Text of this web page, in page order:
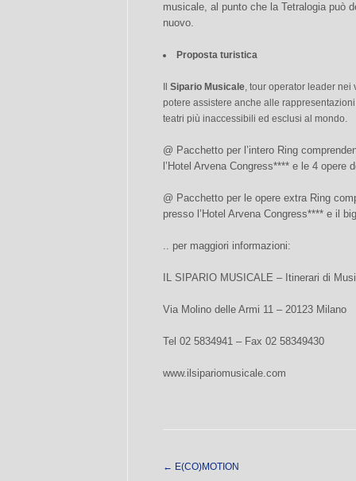
musicale, al punto che la Tetralogia può
nuovo.
Proposta turistica
Sipario Musicale, tour operator leader nei
potere assistere anche alle
teatri più inaccessibili ed esclusi al mondo.
@ Pacchetto per l’intero Ring
l’Hotel Arvena Congress**** e le 4 opere
@ Pacchetto per le opere extra Ring
presso l’Hotel Arvena Congress**** e il
.. per maggiori informazioni:
IL SIPARIO MUSICALE – Itinerari di
Via Molino delle Armi 11 – 20123 Milano
Tel 02 5834941 – Fax 02 58349430
www.ilsipariomusicale.com
← E(CO)MOTION